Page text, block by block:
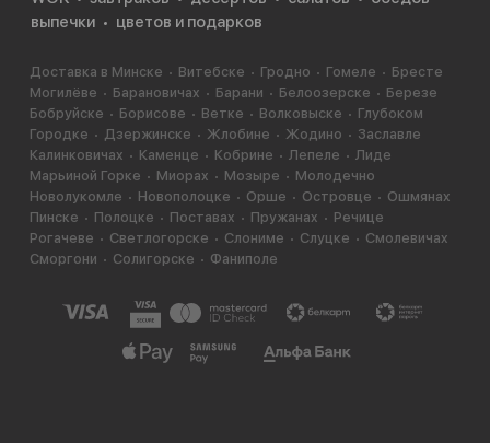
выпечки
цветов и подарков
Доставка в Минске Витебске Гродно Гомеле
Бресте
Могилёве
Барановичах Барани Белоозерске
Березе
Бобруйске
Борисове Ветке Волковыске
Глубоком
Городке
Дзержинске Жлобине Жодино
Заславле
Калинковичах
Каменце Кобрине Лепеле
Лиде
Марьиной Горке
Миорах Мозыре
Молодечно
Новолукомле
Новополоцке Орше Островце
Ошмянах
Пинске
Полоцке Поставах Пружанах
Речице
Рогачеве
Светлогорске Слониме Слуцке
Смолевичах
Сморгони
Солигорске Фаниполе